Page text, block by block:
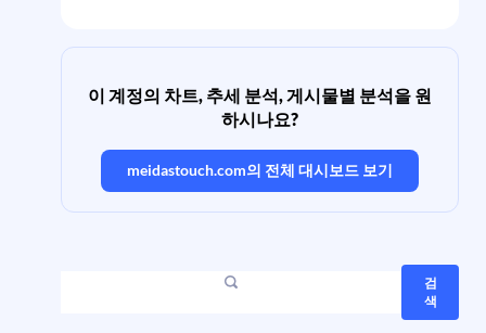
이 계정의 차트, 추세 분석, 게시물별 분석을 원
하시나요?
meidastouch.com의 전체 대시보드 보기
검
색